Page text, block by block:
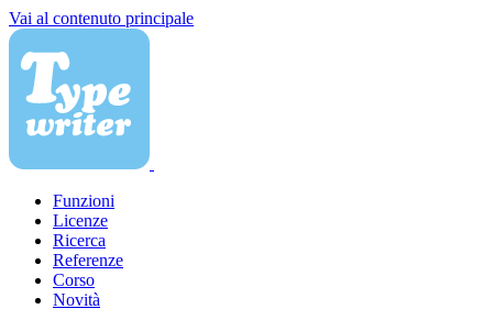
Vai al contenuto principale
Funzioni
Licenze
Ricerca
Referenze
Corso
Novità